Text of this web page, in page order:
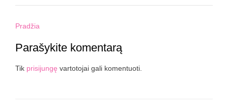
Post
Pradžia
Parašykite komentarą
Tik prisijungę vartotojai gali komentuoti.